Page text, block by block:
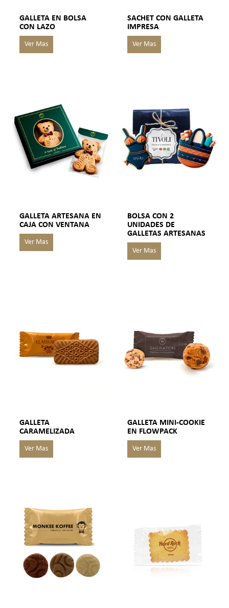
GALLETA EN BOLSA
CON LAZO
SACHET CON GALLETA
IMPRESA
GALLETA ARTESANA EN
CAJA CON VENTANA
BOLSA CON 2
UNIDADES DE
GALLETAS ARTESANAS
GALLETA
CARAMELIZADA
GALLETA MINI-COOKIE
EN FLOWPACK